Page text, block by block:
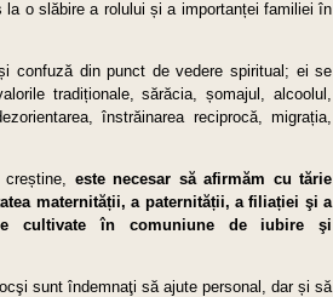
o slăbire a rolului și a importanței familiei în
confuză din punct de vedere spiritual; ei se
tradiționale, sărăcia, șomajul, alcoolul,
înstrăinarea reciprocă, migrația,
este necesar să afirmăm cu tărie
maternității, a paternității, a filiației şi a
cultivate în comuniune de iubire şi
sunt îndemnaţi să ajute personal, dar și să